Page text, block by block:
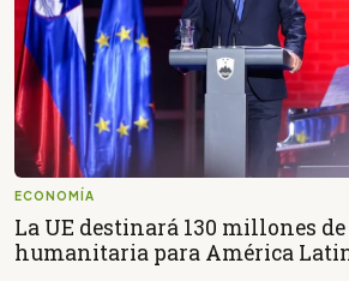
ECONOMÍA
La UE destinará 130 millones
humanitaria para América